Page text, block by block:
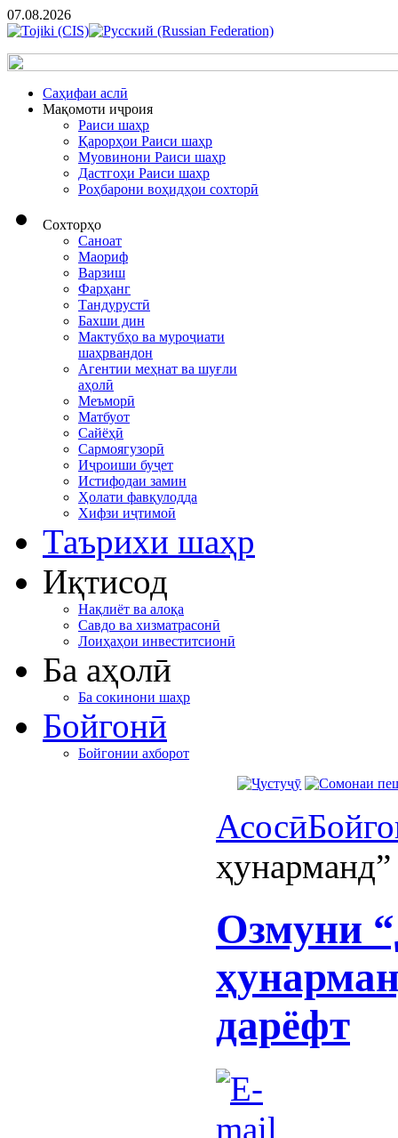
07.08.2026
Cаҳифаи аслӣ
Мақомоти иҷроия
Раиси шаҳр
Қарорҳои Раиси шаҳр
Муовинони Раиси шаҳр
Дастгоҳи Раиси шаҳр
Роҳбарони воҳидҳои сохторӣ
Сохторҳо
Саноат
Маориф
Варзиш
Фарҳанг
Тандурустӣ
Бахши дин
Мактубҳо ва муроҷиати
шаҳрвандон
Агентии меҳнат ва шуғли
аҳолӣ
Меъморӣ
Матбуот
Сайёҳӣ
Сармоягузорӣ
Иҷроиши буҷет
Истифодаи замин
Ҳолати фавқулодда
Хифзи иҷтимоӣ
Таърихи шаҳр
Иқтисод
Нақлиёт ва алоқа
Савдо ва хизматрасонӣ
Лоиҳаҳои инвеститсионӣ
Ба аҳолӣ
Ба сокинони шаҳр
Бойгонӣ
Бойгонии ахборот
Асосӣ
Озмуни
дарёфт